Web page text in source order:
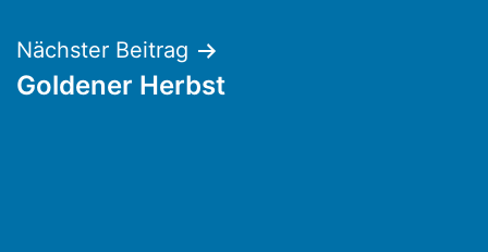
Nächster Beitrag
Goldener Herbst